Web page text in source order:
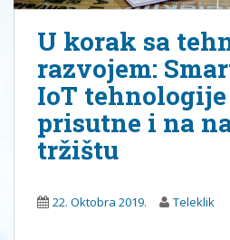
U korak sa
razvojem:
IoT
prisutne i na
tržištu
22. Oktobra 2019. Teleklik